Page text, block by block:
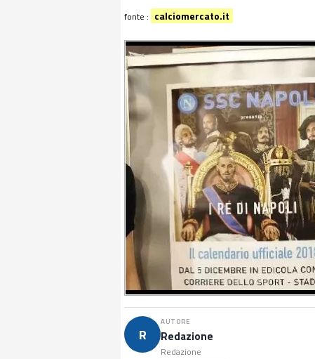
fonte : calciomercato.it
R
AUTORE
Redazione
Redazione